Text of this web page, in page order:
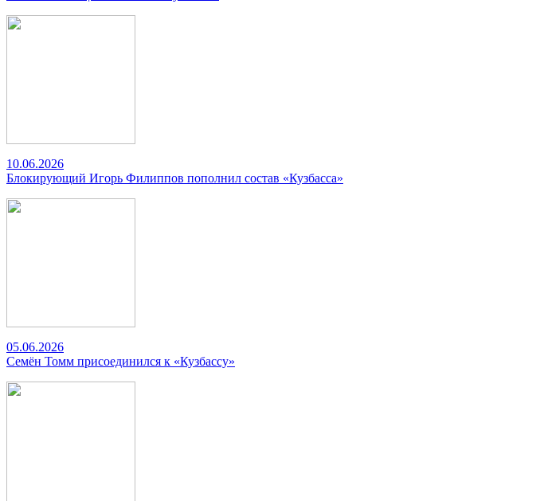
10.06.2026
Блокирующий Игорь Филиппов пополнил состав «Кузбасса»
05.06.2026
Семён Томм присоединился к «Кузбассу»